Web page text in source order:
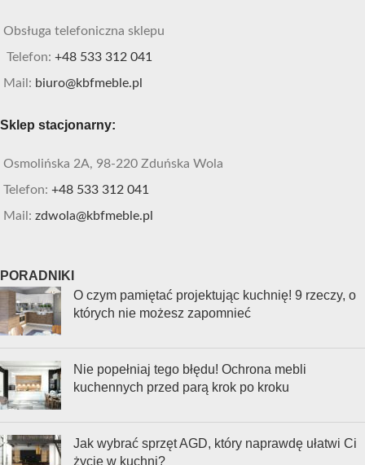
Obsługa telefoniczna sklepu
Telefon: +48 533 312 041
Mail: biuro@kbfmeble.pl
Sklep stacjonarny:
Osmolińska 2A, 98-220 Zduńska Wola
Telefon: +48 533 312 041
Mail: zdwola@kbfmeble.pl
PORADNIKI
O czym pamiętać projektując kuchnię! 9 rzeczy, o
których nie możesz zapomnieć
Nie popełniaj tego błędu! Ochrona mebli
kuchennych przed parą krok po kroku
Jak wybrać sprzęt AGD, który naprawdę ułatwi Ci
życie w kuchni?